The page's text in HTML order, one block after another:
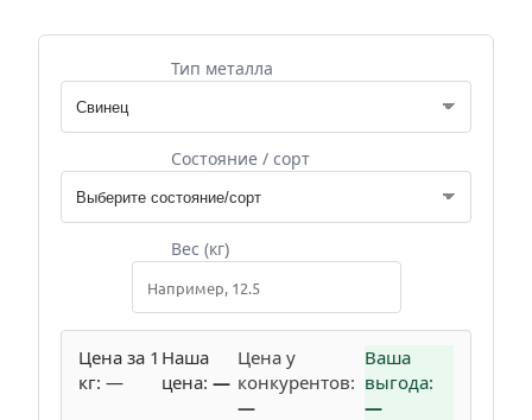
Тип металла
Состояние / сорт
Вес (кг)
Цена за 1
кг: —
Наша
цена: —
Цена у
конкурентов:
—
Ваша
выгода:
—